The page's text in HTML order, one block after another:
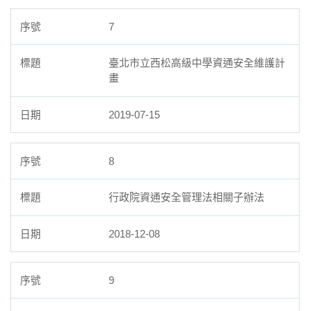
7
臺北市立西松高級中學資通安全維護計
畫
2019-07-15
8
行政院資通安全管理法相關子辦法
2018-12-08
9